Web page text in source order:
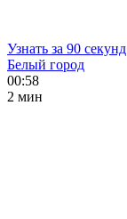
Узнать за 90 секунд
Белый город
00:58
2 мин